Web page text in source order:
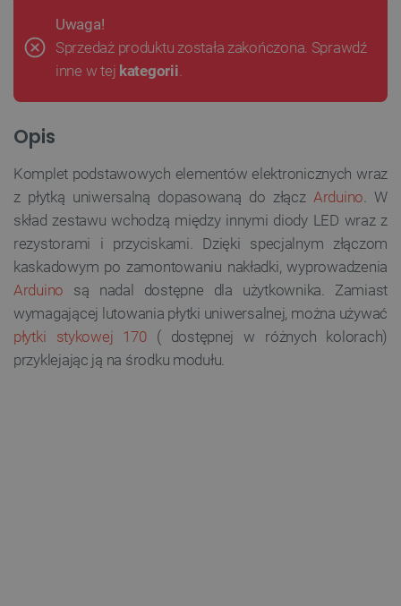
Uwaga!
Sprzedaż produktu została zakończona. Sprawdź
inne w tej kategorii.
Opis
Komplet podstawowych elementów elektronicznych wraz
z płytką uniwersalną dopasowaną do złącz Arduino. W
skład zestawu wchodzą między innymi diody LED wraz z
rezystorami i przyciskami. Dzięki specjalnym złączom
kaskadowym po zamontowaniu nakładki, wyprowadzenia
Arduino są nadal dostępne dla użytkownika. Zamiast
wymagającej lutowania płytki uniwersalnej, można używać
płytki stykowej 170( dostępnej w różnych kolorach)
przyklejając ją na środku modułu.